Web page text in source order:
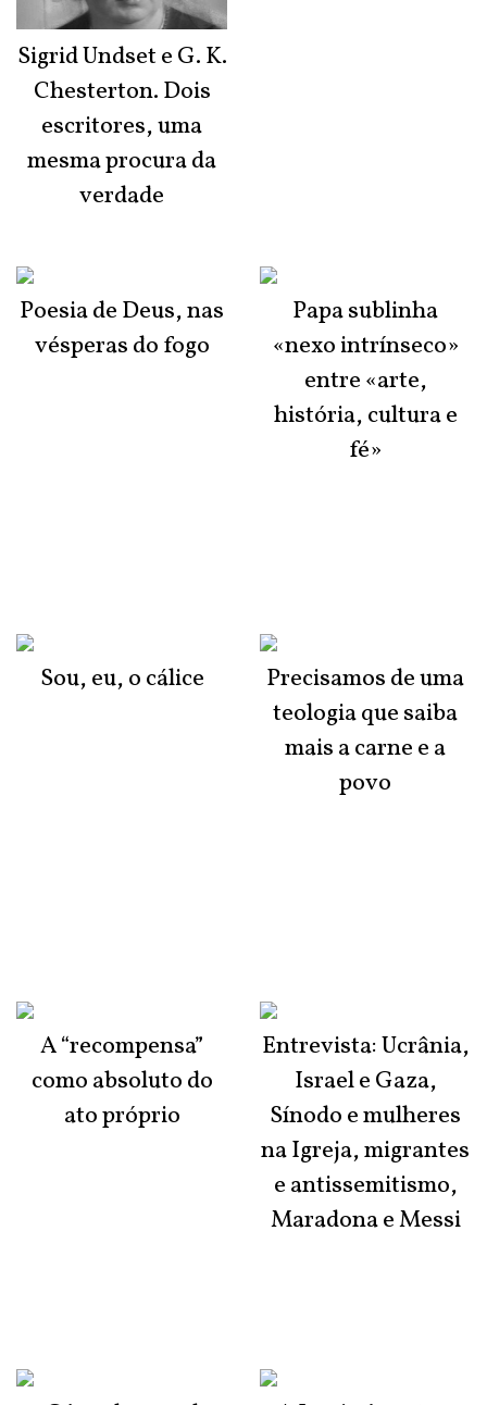
Sigrid Undset e G. K.
Chesterton. Dois
escritores, uma
mesma procura da
verdade
Poesia de Deus, nas
vésperas do fogo
Sou, eu, o cálice
A “recompensa”
como absoluto do
ato próprio
Papa sublinha
«nexo intrínseco»
entre «arte,
história, cultura e
fé»
Precisamos de uma
teologia que saiba
mais a carne e a
povo
Entrevista: Ucrânia,
Israel e Gaza,
Sínodo e mulheres
na Igreja, migrantes
e antissemitismo,
Maradona e Messi